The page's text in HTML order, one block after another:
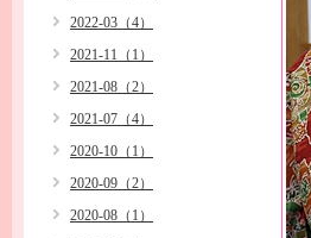
2022-03（4）
2021-11（1）
2021-08（2）
2021-07（4）
2020-10（1）
2020-09（2）
2020-08（1）